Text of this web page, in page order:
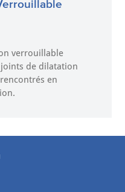
verrouillable
de dilatation
en